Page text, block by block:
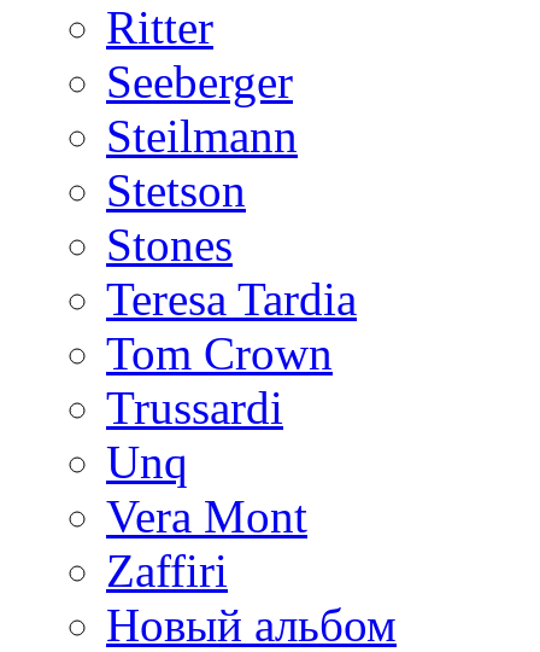
Ritter
Seeberger
Steilmann
Stetson
Stones
Teresa Tardia
Tom Crown
Trussardi
Unq
Vera Mont
Zaffiri
Новый альбом